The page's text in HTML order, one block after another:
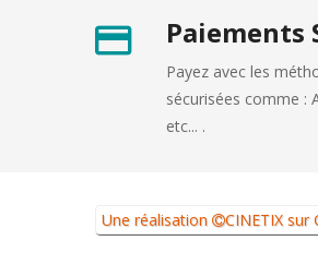
Paiements
Payez avec les
sécurisées comme :
etc... .
Une réalisation CINETIX sur